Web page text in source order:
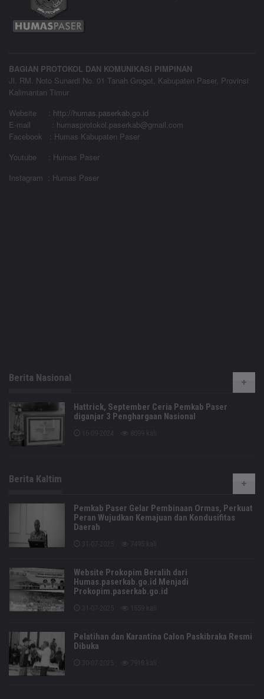
BAGIAN PROTOKOL DAN KOMUNIKASI PIMPINAN
Jl. RM. Noto Sunardi No. 01 Tanah Grogot, Kabupaten Paser, Provinsi
Kalimantan Timur
Website
: http://humas.paserkab.go.id
E-mail : humasprotokol.paserkab@gmail.com
Facebook : Humas Kabupaten Paser
Youtube : Humas Paser
Instagram : Humas Paser
Berita Nasional
Hattrick, September Ceria Pemkab Paser
diganjar 3 Penghargaan Nasional
Berita Kaltim
Pemkab Paser Gelar Pembinaan Ormas, Perkuat
Peran Wujudkan Kemajuan dan Kondusifitas
Daerah
Website Prokopim Beralih dari
Humas.paserkab.go.id Menjadi
Prokopim.paserkab.go.id
Pelatihan dan Karantina Calon Paskibraka Resmi
Dibuka